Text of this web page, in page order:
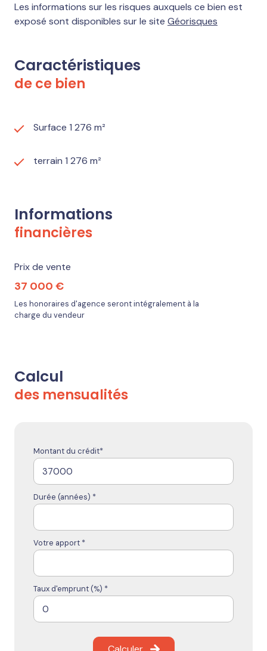
Les informations sur les risques auxquels ce bien est
exposé sont disponibles sur le site Géorisques
Caractéristiques
de ce bien
Surface 1 276 m²
terrain 1 276 m²
Informations
financières
Prix de vente
37 000 €
Les honoraires d'agence seront intégralement à la
charge du vendeur
Calcul
des mensualités
Montant du crédit*
Durée (années) *
Votre apport *
Taux d'emprunt (%) *